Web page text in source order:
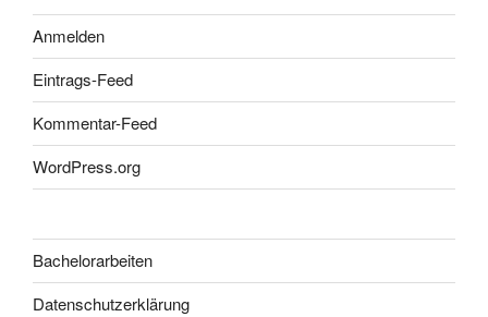
Anmelden
Eintrags-Feed
Kommentar-Feed
WordPress.org
Bachelorarbeiten
Datenschutzerklärung